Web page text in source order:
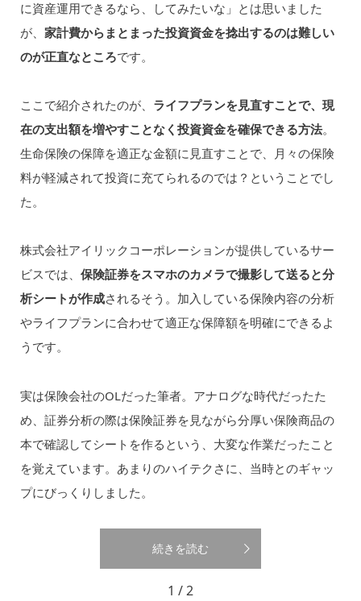
に資産運用できるなら、してみたいな」とは思いました
が、 家計費からまとまった投資資金を捻出するのは難しい
のが正直なところです。
ここで紹介されたのが、 ライフプランを見直すことで、現
在の支出額を増やすことなく投資資金を確保できる方法。
生命保険の保障を適正な金額に見直すことで、月々の保険
料が軽減されて投資に充てられるのでは？ということでし
た。
株式会社アイリックコーポレーションが提供しているサー
ビスでは、 保険証券をスマホのカメラで撮影して送ると分
析シートが作成されるそう。加入している保険内容の分析
やライフプランに合わせて適正な保障額を明確にできるよ
うです。
実は保険会社のOLだった筆者。アナログな時代だったた
め、証券分析の際は保険証券を見ながら分厚い保険商品の
本で確認してシートを作るという、大変な作業だったこと
を覚えています。あまりのハイテクさに、当時とのギャッ
プにびっくりしました。
続きを読む
1 / 2